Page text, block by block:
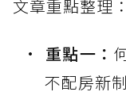
文章重點整理：
重點一：
不配房新